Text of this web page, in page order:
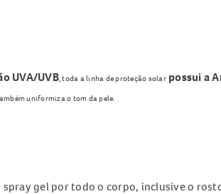
UVA/UVB, toda a linha de proteção solarpossui a
uniformiza o tom da pele.
spray gel por todo o corpo, inclusive o